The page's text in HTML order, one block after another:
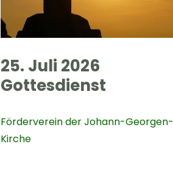
25. Juli 2026
Gottesdienst
Förderverein der Johann-Georgen-
Kirche